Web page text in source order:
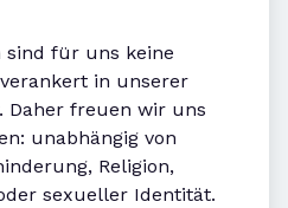
für uns keine
in unserer
Daher freuen wir uns
unabhängig von
Religion,
sexueller Identität.